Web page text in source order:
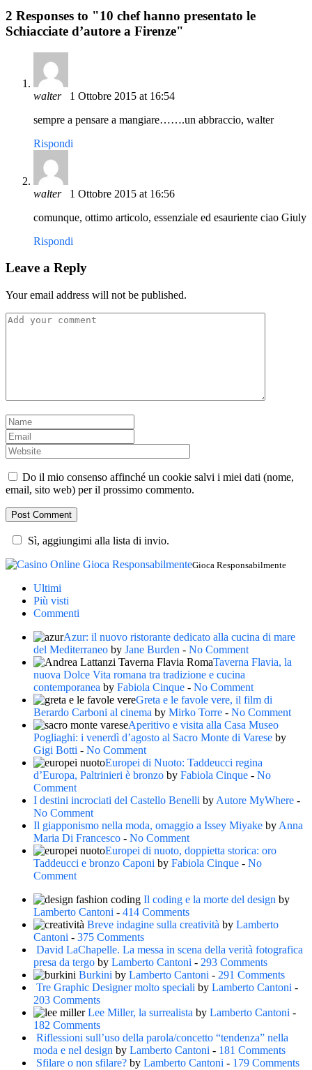
2 Responses to "10 chef hanno presentato le
Schiacciate d’autore a Firenze"
walter
1 Ottobre 2015 at 16:54
sempre a pensare a mangiare…….un abbraccio, walter
Rispondi
walter
1 Ottobre 2015 at 16:56
comunque, ottimo articolo, essenziale ed esauriente ciao Giuly
Rispondi
Leave a Reply
Your email address will not be published.
Do il mio consenso affinché un cookie salvi i miei dati (nome,
email, sito web) per il prossimo commento.
Sì, aggiungimi alla lista di invio.
Gioca Responsabilmente
Ultimi
Più visti
Commenti
Azur: il nuovo ristorante dedicato alla cucina di mare
del Mediterraneo by Jane Burden - No Comment
Taverna Flavia, la
nuova Dolce Vita romana tra tradizione e cucina
contemporanea by Fabiola Cinque - No Comment
Greta e le favole vere, il film di
Berardo Carboni al cinema by Mirko Torre - No Comment
Aperitivo e visita alla Casa Museo
Pogliaghi: i venerdì d’agosto al Sacro Monte di Varese by
Gigi Botti - No Comment
Europei di Nuoto: Taddeucci regina
d’Europa, Paltrinieri è bronzo by Fabiola Cinque - No
Comment
I destini incrociati del Castello Benelli by Autore MyWhere -
No Comment
Il giapponismo nella moda, omaggio a Issey Miyake by Anna
Maria Di Francesco - No Comment
Europei di nuoto, doppietta storica: oro
Taddeucci e bronzo Caponi by Fabiola Cinque - No
Comment
Il coding e la morte del design by
Lamberto Cantoni - 414 Comments
Breve indagine sulla creatività by Lamberto
Cantoni - 375 Comments
David LaChapelle. La messa in scena della verità fotografica
presa da tergo by Lamberto Cantoni - 293 Comments
Burkini by Lamberto Cantoni - 291 Comments
Tre Graphic Designer molto speciali by Lamberto Cantoni -
203 Comments
Lee Miller, la surrealista by Lamberto Cantoni -
182 Comments
Riflessioni sull’uso della parola/concetto “tendenza” nella
moda e nel design by Lamberto Cantoni - 181 Comments
Sfilare o non sfilare? by Lamberto Cantoni - 179 Comments